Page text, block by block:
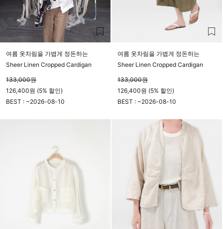
여름 옷차림을 가볍게 정돈하는
Sheer Linen Cropped Cardigan
133,000원
126,400원 (5% 할인)
BEST : ~2026-08-10
여름 옷차림을 가볍게 정돈하는
Sheer Linen Cropped Cardigan
133,000원
126,400원 (5% 할인)
BEST : ~2026-08-10